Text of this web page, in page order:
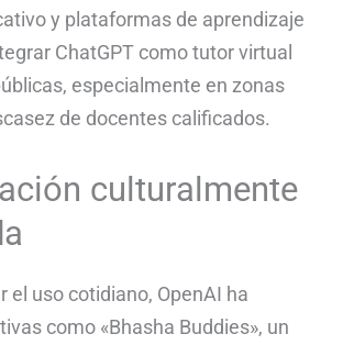
y plataformas de aprendizaje
ChatGPT como tutor virtual
especialmente en zonas
de docentes calificados.
culturalmente
el uso cotidiano, OpenAI ha
como «Bhasha Buddies», un